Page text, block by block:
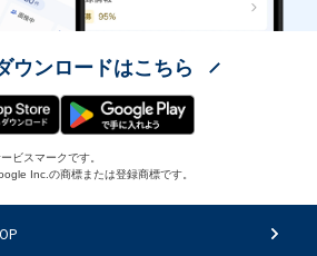
ウンロードはこちら
ビスマークです。
Inc.の商標または登録商標です。